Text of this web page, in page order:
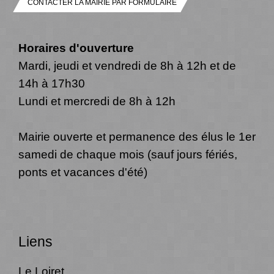
CONTACTER LA MAIRIE PAR FORMULAIRE
Horaires d'ouverture
Mardi, jeudi et vendredi de 8h à 12h et de
14h à 17h30
Lundi et mercredi de 8h à 12h
Mairie ouverte et permanence des élus le 1er
samedi de chaque mois (sauf jours fériés,
ponts et vacances d'été)
Liens
Le Loiret